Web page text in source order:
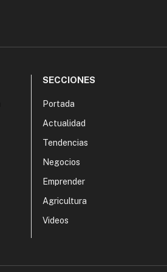
SECCIONES
Portada
Actualidad
Tendencias
Negocios
Emprender
Agricultura
Videos